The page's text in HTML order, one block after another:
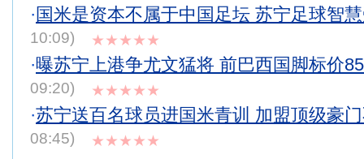
· 国米是资本不属于中国足坛 苏宁足球智
10:09)
★★★★★
·曝苏宁上港争尤文猛将 前巴西国脚标价
09:20)
★★★★★
·苏宁送百名球员进国米青训 加盟顶级豪
08:45)
★★★★★